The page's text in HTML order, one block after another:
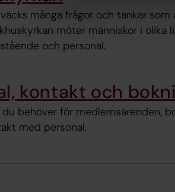
många frågor och tankar som
möter människor i olika
och personal.
kontakt och
du behöver för medlemsärenden,
med personal.